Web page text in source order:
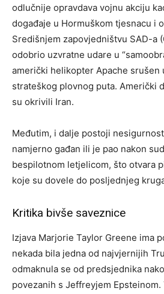
odlučnije opravdava vojnu akciju
događaje u Hormuškom tjesnacu i
Središnjem zapovjedništvu SAD-a
odobrio uzvratne udare u
američki helikopter Apache srušen
strateškog plovnog puta. Američki
su okrivili Iran.
Međutim, i dalje postoji
namjerno gađan ili je pao nakon
bespilotnom letjelicom, što otvara
koje su dovele do posljednjeg
Kritika bivše saveznice
Izjava Marjorie Taylor Greene ima
nekada bila jedna od najvjernijih
odmaknula se od predsjednika
povezanih s Jeffreyjem